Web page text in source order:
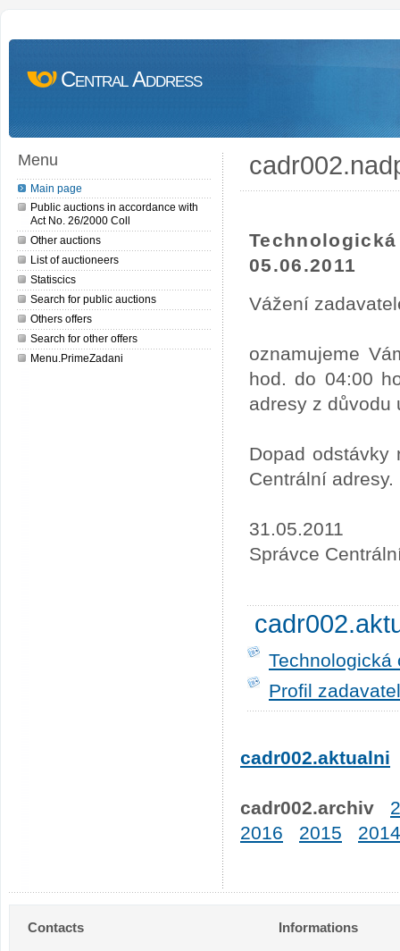
Central Address
Menu
Main page
Public auctions in accordance with
Act No. 26/2000 Coll
Other auctions
List of auctioneers
Statiscics
Search for public auctions
Others offers
Search for other offers
Menu.PrimeZadani
05.06.2011
Vážení
oznamujeme
hod. do 04:00
adresy z důvodu
Dopad odstávky
Centrální adresy.
31.05.2011
Správce
Technologická
Profil
cadr002.aktualni
cadr002.archiv
2016
2015 2014
Contacts Informations